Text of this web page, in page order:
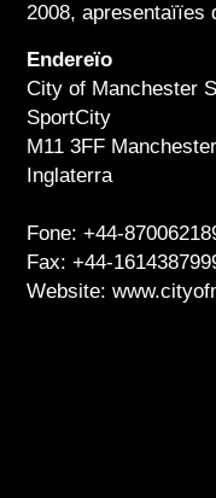
2008, apresentaïïes
Endereïo
City of Manchester
SportCity
M11 3FF Manchester
Inglaterra
Fone: +44-
Fax: +44-
Website: